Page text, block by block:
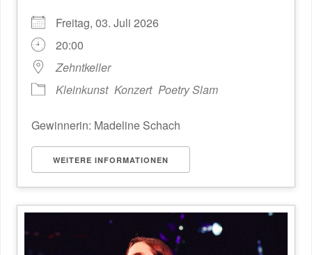
Freitag, 03. Juli 2026
20:00
Zehntkeller
Kleinkunst Konzert Poetry Slam
Gewinnerin: Madeline Schach
WEITERE INFORMATIONEN